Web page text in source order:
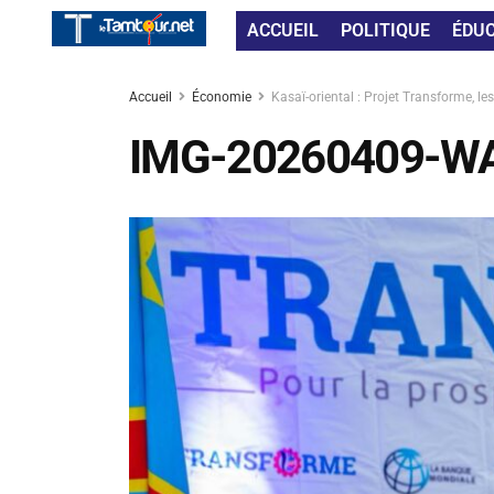
ACCUEIL POLITIQUE
Accueil Économie Kasaï-oriental : Projet Transforme,
IMG-20260409-